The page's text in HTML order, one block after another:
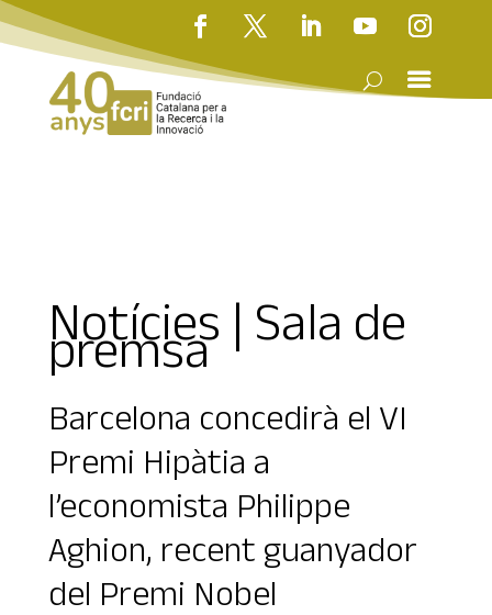
Notícies | Sala de
premsa
Barcelona concedirà el VI
Premi Hipàtia a
l’economista Philippe
Aghion, recent guanyador
del Premi Nobel